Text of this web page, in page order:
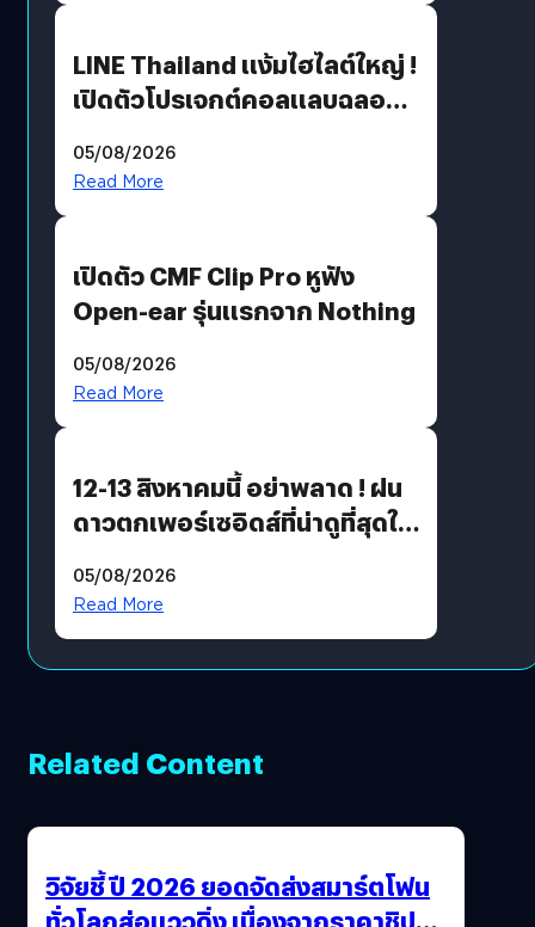
LINE Thailand แง้มไฮไลต์ใหญ่ !
เปิดตัวโปรเจกต์คอลแลบฉลอง
Moon x LINE FRIENDS
05/08/2026
Read More
เปิดตัว CMF Clip Pro หูฟัง
Open-ear รุ่นแรกจาก Nothing
05/08/2026
Read More
12-13 สิงหาคมนี้ อย่าพลาด ! ฝน
ดาวตกเพอร์เซอิดส์ที่น่าดูที่สุดใน
05/08/2026
Read More
Related Content
วิจัยชี้ ปี 2026 ยอดจัดส่งสมาร์ตโฟน